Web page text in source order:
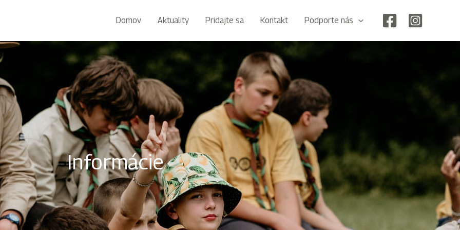
Domov Aktuality Pridajte sa Kontakt Podporte nás
Informácie